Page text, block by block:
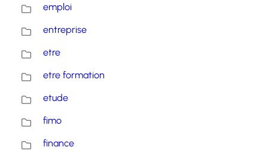
emploi
entreprise
etre
etre formation
etude
fimo
finance